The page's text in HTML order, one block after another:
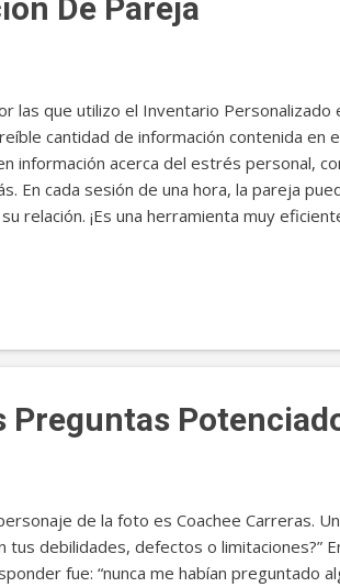
De Pareja
las que utilizo el Inventario Personalizado
cantidad de información contenida en
información acerca del estrés personal,
En cada sesión de una hora, la pareja
relación. ¡Es una herramienta muy
(según la Real Academia Española,
la asertividad, que es la capacidad de
a l...
Preguntas
de la foto es Coachee Carreras.
tus debilidades, defectos o limitaciones?”
fue: “nunca me habían preguntado